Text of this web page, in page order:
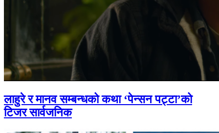
लाहुरे र मानव सम्बन्धको कथा ‘पेन्सन पट्टा’को
टिजर सार्वजनिक